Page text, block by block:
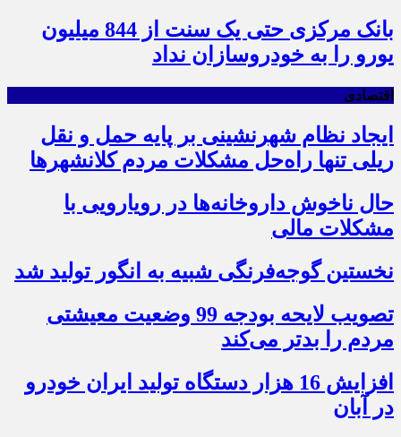
بانک مرکزی حتی یک سنت از 844 میلیون
یورو را به خودروسازان نداد
اقتصادی
ایجاد نظام شهرنشینی بر پایه حمل و نقل
ریلی تنها راه‌حل مشکلات مردم کلانشهرها
حال ناخوش داروخانه‌ها در رویارویی با
مشکلات مالی
نخستین گوجه‌فرنگی شبیه به انگور تولید شد
تصویب لایحه بودجه 99 وضعیت معیشتی
مردم را بدتر می‌کند
افزایش 16 هزار دستگاه تولید ایران خودرو
در آبان